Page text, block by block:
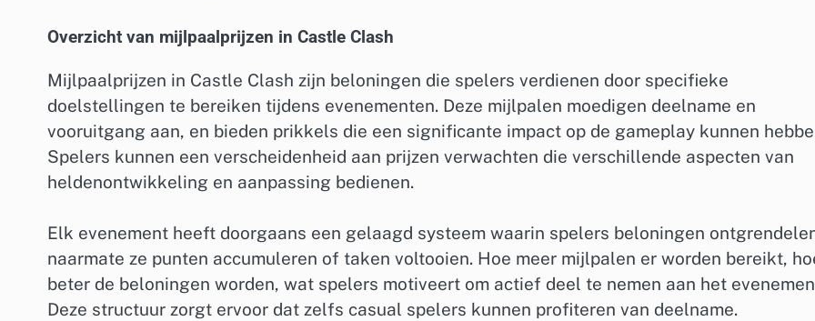
Overzicht van mijlpaalprijzen in Castle Clash
Mijlpaalprijzen in Castle Clash zijn beloningen die spelers verdienen door specifieke
doelstellingen te bereiken tijdens evenementen. Deze mijlpalen moedigen deelname en
vooruitgang aan, en bieden prikkels die een significante impact op de gameplay kunnen
Spelers kunnen een verscheidenheid aan prijzen verwachten die verschillende aspecten van
heldenontwikkeling en aanpassing bedienen.
Elk evenement heeft doorgaans een gelaagd systeem waarin spelers beloningen
naarmate ze punten accumuleren of taken voltooien. Hoe meer mijlpalen er worden bereikt,
beter de beloningen worden, wat spelers motiveert om actief deel te nemen aan het
Deze structuur zorgt ervoor dat zelfs casual spelers kunnen profiteren van deelname.